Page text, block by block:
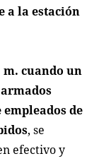
a la estación
m. cuando un
de
, se
efectivo y